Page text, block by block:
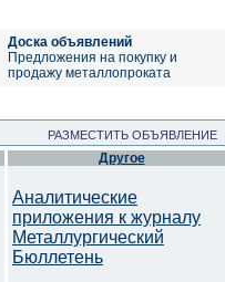
Доска объявлений
Предложения на покупку и
продажу металлопроката
РАЗМЕСТИТЬ ОБЪЯВЛЕНИЕ
Другое
Аналитические
приложения к журналу
Металлургический
Бюллетень